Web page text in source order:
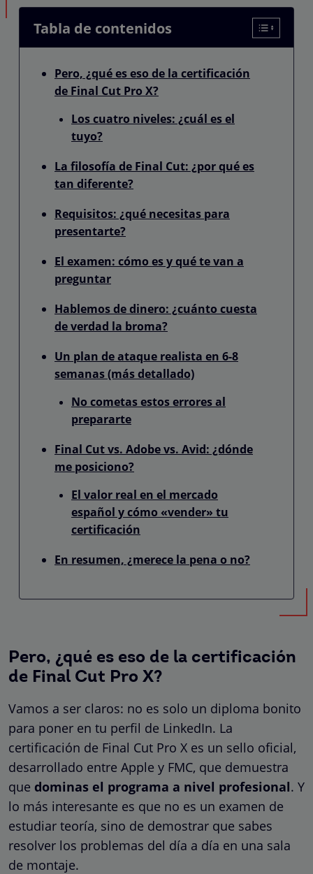
Tabla de contenidos
Pero, ¿qué es eso de la certificación
de Final Cut Pro X?
Los cuatro niveles: ¿cuál es el
tuyo?
La filosofía de Final Cut: ¿por qué es
tan diferente?
Requisitos: ¿qué necesitas para
presentarte?
El examen: cómo es y qué te van a
preguntar
Hablemos de dinero: ¿cuánto cuesta
de verdad la broma?
Un plan de ataque realista en 6-8
semanas (más detallado)
No cometas estos errores al
prepararte
Final Cut vs. Adobe vs. Avid: ¿dónde
me posiciono?
El valor real en el mercado
español y cómo «vender» tu
certificación
En resumen, ¿merece la pena o no?
Pero, ¿qué es eso de la certificación
de Final Cut Pro X?
Vamos a ser claros: no es solo un diploma bonito
para poner en tu perfil de LinkedIn. La
certificación de Final Cut Pro X es un sello oficial,
desarrollado entre Apple y FMC, que demuestra
que dominas el programa a nivel profesional. Y
lo más interesante es que no es un examen de
estudiar teoría, sino de demostrar que sabes
resolver los problemas del día a día en una sala
de montaje.